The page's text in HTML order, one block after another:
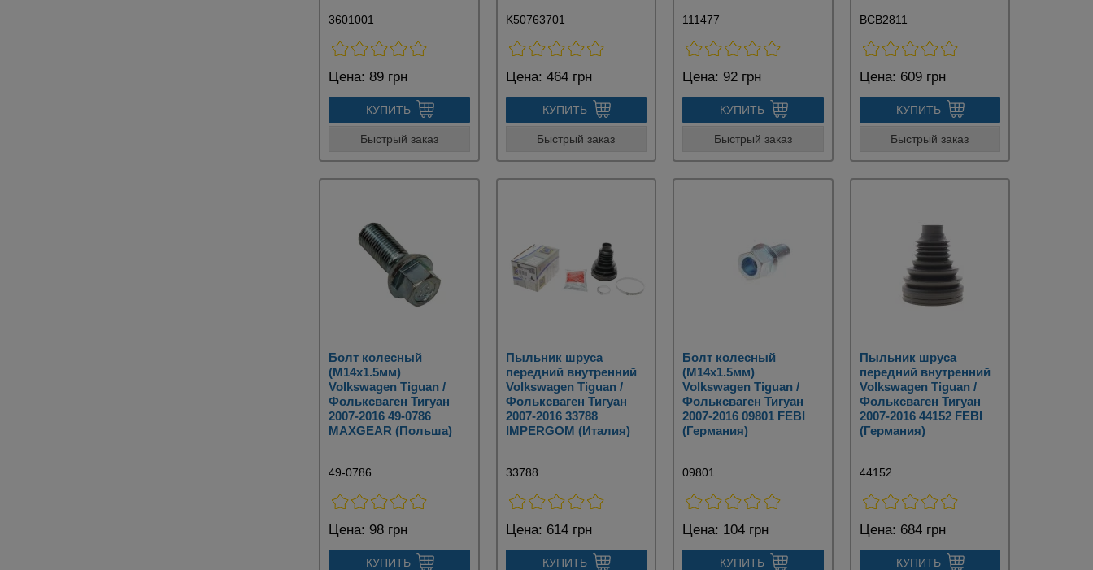
3601001
Цена: 89 грн
КУПИТЬ
Быстрый заказ
K50763701
Цена: 464 грн
КУПИТЬ
Быстрый заказ
111477
Цена: 92 грн
КУПИТЬ
Быстрый заказ
BCB2811
Цена: 609 грн
КУПИТЬ
Быстрый заказ
Болт колесный
(M14x1.5мм)
Volkswagen Tiguan /
Фольксваген Тигуан
2007-2016 49-0786
MAXGEAR (Польша)
49-0786
Цена: 98 грн
КУПИТЬ
Пыльник шруса
передний внутренний
Volkswagen Tiguan /
Фольксваген Тигуан
2007-2016 33788
IMPERGOM (Италия)
33788
Цена: 614 грн
КУПИТЬ
Болт колесный
(M14x1.5мм)
Volkswagen Tiguan /
Фольксваген Тигуан
2007-2016 09801 FEBI
(Германия)
09801
Цена: 104 грн
КУПИТЬ
Пыльник шруса
передний внутренний
Volkswagen Tiguan /
Фольксваген Тигуан
2007-2016 44152 FEBI
(Германия)
44152
Цена: 684 грн
КУПИТЬ